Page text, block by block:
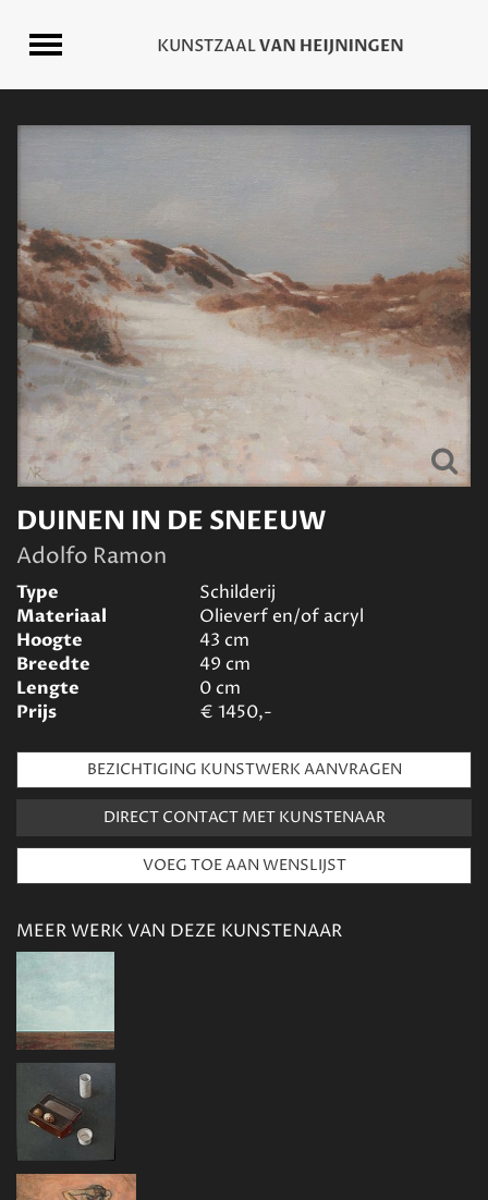
DUINEN IN DE SNEEUW
Adolfo Ramon
Type
Schilderij
Materiaal
Olieverf en/of acryl
Hoogte
43 cm
Breedte
49 cm
Lengte
0cm
Prijs
€ 1450,-
BEZICHTIGING KUNSTWERK AANVRAGEN
DIRECT CONTACT MET KUNSTENAAR
MEER WERK VAN DEZE KUNSTENAAR